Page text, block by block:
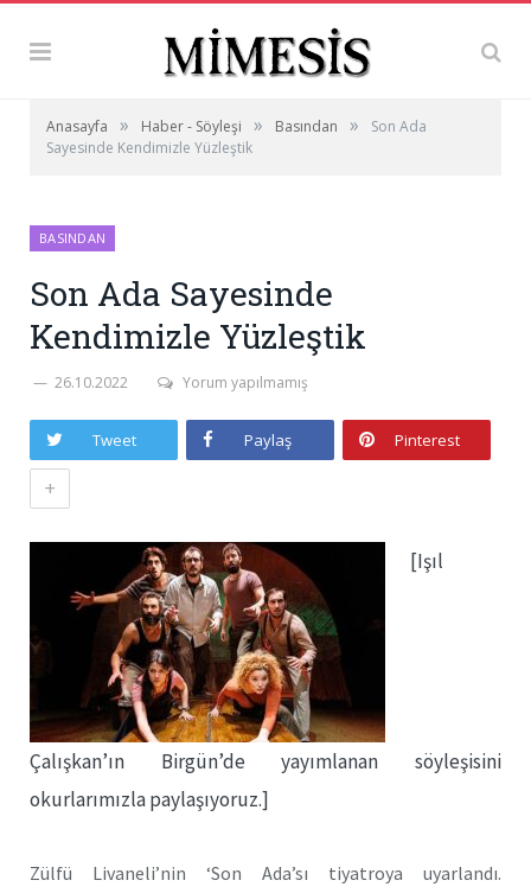
Anasayfa » Haber - Söyleşi » Basından »
Son Ada
Sayesinde Kendimizle Yüzleştik
BASINDAN
Son Ada Sayesinde
Kendimizle Yüzleştik
26.10.2022 Yorum yapılmamış
Tweet Paylaş Pinterest
+
[Işıl
Çalışkan’ın Birgün’de yayımlanan söyleşisini
okurlarımızla paylaşıyoruz.]
Zülfü Livaneli’nin ‘Son Ada’sı tiyatroya uyarlandı.